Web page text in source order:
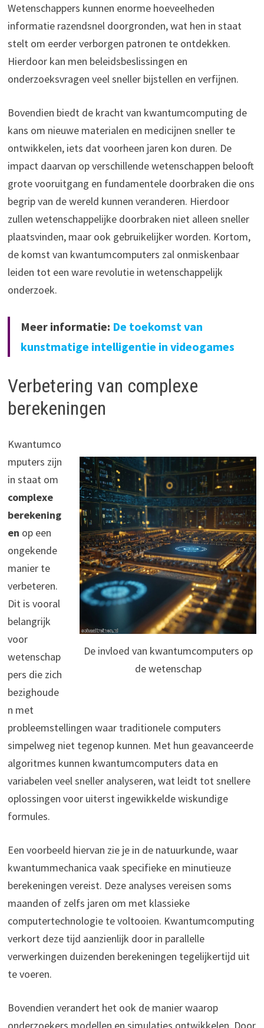
Wetenschappers kunnen enorme hoeveelheden
informatie razendsnel doorgronden, wat hen in staat
stelt om eerder verborgen patronen te ontdekken.
Hierdoor kan men beleidsbeslissingen en
onderzoeksvragen veel sneller bijstellen en verfijnen.
Bovendien biedt de kracht van kwantumcomputing de
kans om nieuwe materialen en medicijnen sneller te
ontwikkelen, iets dat voorheen jaren kon duren. De
impact daarvan op verschillende wetenschappen belooft
grote vooruitgang en fundamentele doorbraken die ons
begrip van de wereld kunnen veranderen. Hierdoor
zullen wetenschappelijke doorbraken niet alleen sneller
plaatsvinden, maar ook gebruikelijker worden. Kortom,
de komst van kwantumcomputers zal onmiskenbaar
leiden tot een ware revolutie in wetenschappelijk
onderzoek.
Meer informatie: De toekomst van
kunstmatige intelligentie in videogames
Verbetering van complexe
berekeningen
De invloed van kwantumcomputers op
de wetenschap
Kwantumco
mputers zijn
in staat om
complexe
berekening
en op een
ongekende
manier te
verbeteren.
Dit is vooral
belangrijk
voor
wetenschap
pers die zich
bezighoude
n met
probleemstellingen waar traditionele computers
simpelweg niet tegenop kunnen. Met hun geavanceerde
algoritmes kunnen kwantumcomputers data en
variabelen veel sneller analyseren, wat leidt tot snellere
oplossingen voor uiterst ingewikkelde wiskundige
formules.
Een voorbeeld hiervan zie je in de natuurkunde, waar
kwantummechanica vaak specifieke en minutieuze
berekeningen vereist. Deze analyses vereisen soms
maanden of zelfs jaren om met klassieke
computertechnologie te voltooien. Kwantumcomputing
verkort deze tijd aanzienlijk door in parallelle
verwerkingen duizenden berekeningen tegelijkertijd uit
te voeren.
Bovendien verandert het ook de manier waarop
onderzoekers modellen en simulaties ontwikkelen. Door